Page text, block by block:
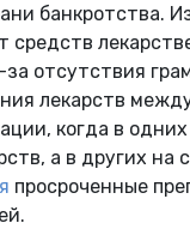
банкротства.
средств
отсутствия
лекарств
когда в
а в других на
просроченные